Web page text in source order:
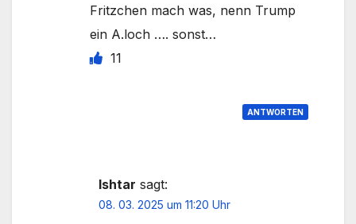
Fritzchen mach was, nenn Trump
ein A.loch …. sonst…
11
ANTWORTEN
Ishtar sagt:
08. 03. 2025 um 11:20 Uhr